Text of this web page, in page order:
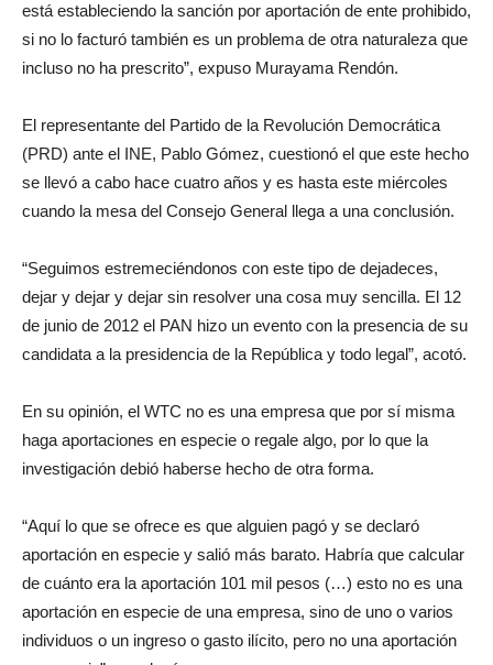
está estableciendo la sanción por aportación de ente prohibido,
si no lo facturó también es un problema de otra naturaleza que
incluso no ha prescrito”, expuso Murayama Rendón.
El representante del Partido de la Revolución Democrática
(PRD) ante el INE, Pablo Gómez, cuestionó el que este hecho
se llevó a cabo hace cuatro años y es hasta este miércoles
cuando la mesa del Consejo General llega a una conclusión.
“Seguimos estremeciéndonos con este tipo de dejadeces,
dejar y dejar y dejar sin resolver una cosa muy sencilla. El 12
de junio de 2012 el PAN hizo un evento con la presencia de su
candidata a la presidencia de la República y todo legal”, acotó.
En su opinión, el WTC no es una empresa que por sí misma
haga aportaciones en especie o regale algo, por lo que la
investigación debió haberse hecho de otra forma.
“Aquí lo que se ofrece es que alguien pagó y se declaró
aportación en especie y salió más barato. Habría que calcular
de cuánto era la aportación 101 mil pesos (…) esto no es una
aportación en especie de una empresa, sino de uno o varios
individuos o un ingreso o gasto ilícito, pero no una aportación